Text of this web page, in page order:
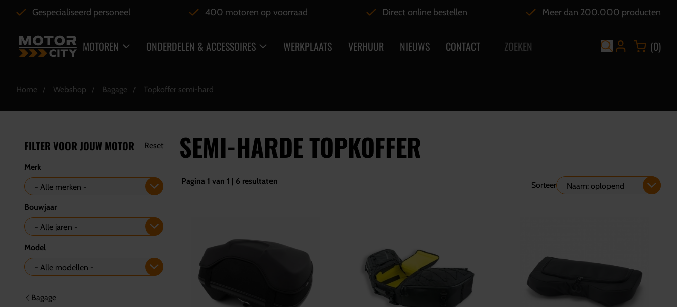
Gespecialiseerd personeel 400 motoren op voorraad Direct online bestellen Meer dan 200.000 producten
MOTOREN ONDERDELEN & ACCESSOIRES WERKPLAATS VERHUUR NIEUWS CONTACT (0)
Home Webshop Bagage Topkoffer semi-hard
FILTER VOOR JOUW MOTOR Reset
Merk
Bouwjaar
Model
Bagage
SEMI-HARDE TOPKOFFER
Pagina 1 van 1 | 6 resultaten Sorteer